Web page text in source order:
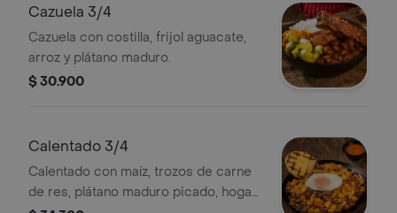
Cazuela 3/4
Cazuela con costilla, frijol aguacate,
arroz y plátano maduro.
$ 30.900
Calentado 3/4
Calentado con maíz, trozos de carne
de res, plátano maduro picado, hogao,